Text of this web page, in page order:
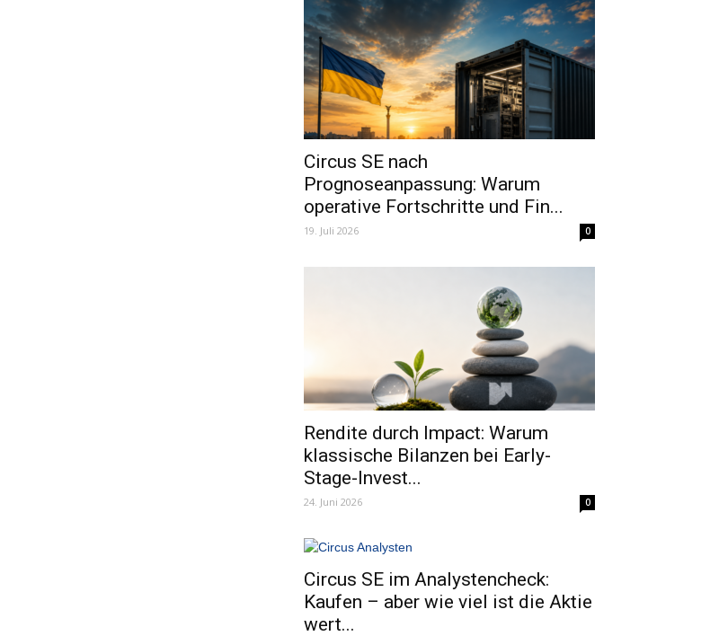
Circus SE nach
Prognoseanpassung: Warum
operative Fortschritte und Fin...
19. Juli 2026 0
Rendite durch Impact: Warum
klassische Bilanzen bei Early-
Stage-Invest...
24. Juni 2026 0
Circus SE im Analystencheck:
Kaufen – aber wie viel ist die Aktie
wert...